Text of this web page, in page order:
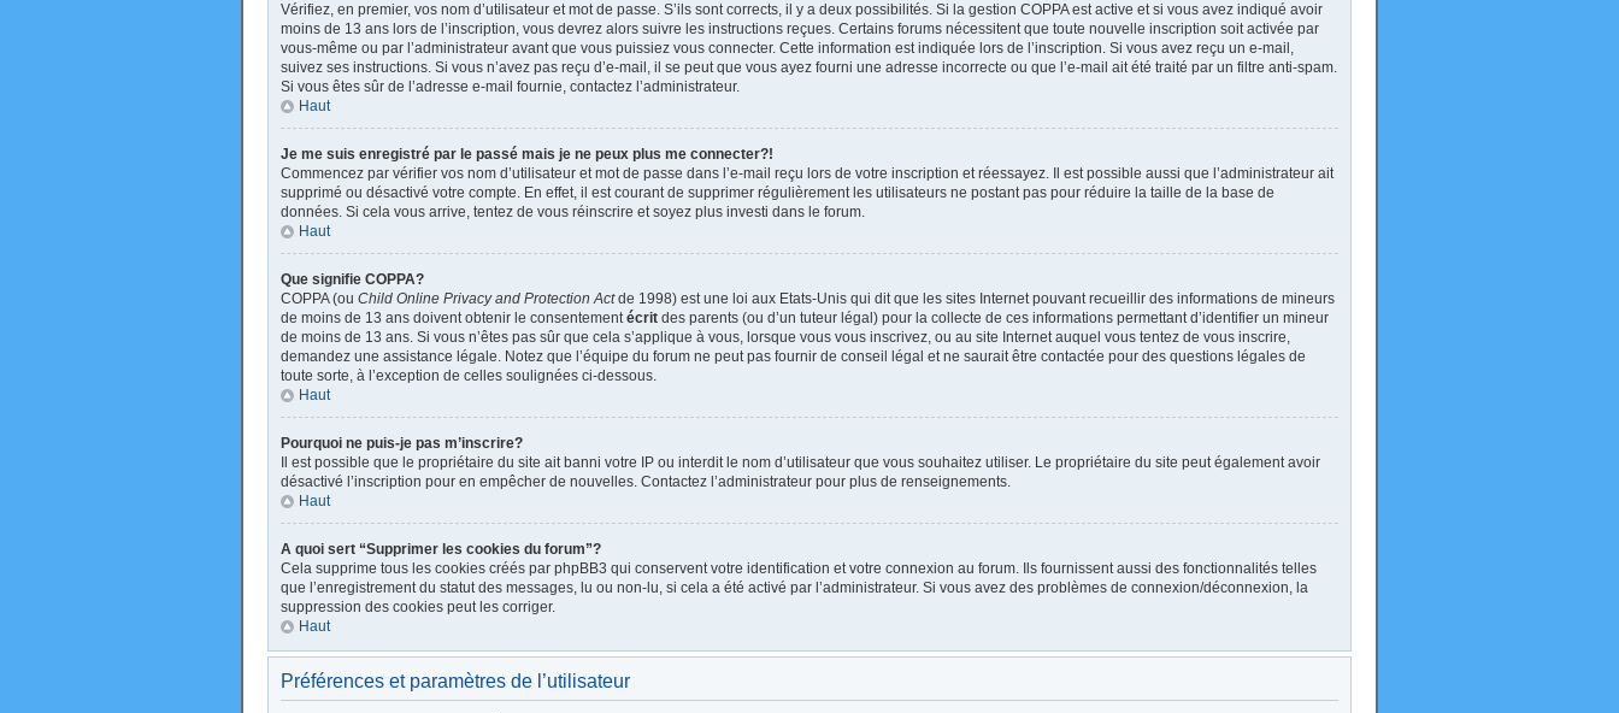
Vérifiez, en premier, vos nom d’utilisateur et mot de passe. S’ils sont corrects, il y a deux possibilités. Si la gestion COPPA est active et si vous avez indiqué avoir
moins de 13 ans lors de l’inscription, vous devrez alors suivre les instructions reçues. Certains forums nécessitent que toute nouvelle inscription soit activée par
vous-même ou par l’administrateur avant que vous puissiez vous connecter. Cette information est indiquée lors de l’inscription. Si vous avez reçu un e-mail,
suivez ses instructions. Si vous n’avez pas reçu d’e-mail, il se peut que vous ayez fourni une adresse incorrecte ou que l’e-mail ait été traité par un filtre anti-spam.
Si vous êtes sûr de l’adresse e-mail fournie, contactez l’administrateur.
Haut
Je me suis enregistré par le passé mais je ne peux plus me connecter?!
Commencez par vérifier vos nom d’utilisateur et mot de passe dans l’e-mail reçu lors de votre inscription et réessayez. Il est possible aussi que l’administrateur ait
supprimé ou désactivé votre compte. En effet, il est courant de supprimer régulièrement les utilisateurs ne postant pas pour réduire la taille de la base de
données. Si cela vous arrive, tentez de vous réinscrire et soyez plus investi dans le forum.
Haut
Que signifie COPPA?
COPPA (ou Child Online Privacy and Protection Actde 1998) est une loi aux Etats-Unis qui dit que les sites Internet pouvant recueillir des informations de mineurs
de moins de 13 ans doivent obtenir le consentementécrit des parents (ou d’un tuteur légal) pour la collecte de ces informations permettant d’identifier un mineur
de moins de 13 ans. Si vous n’êtes pas sûr que cela s’applique à vous, lorsque vous vous inscrivez, ou au site Internet auquel vous tentez de vous inscrire,
demandez une assistance légale. Notez que l’équipe du forum ne peut pas fournir de conseil légal et ne saurait être contactée pour des questions légales de
toute sorte, à l’exception de celles soulignées ci-dessous.
Haut
Pourquoi ne puis-je pas m’inscrire?
Il est possible que le propriétaire du site ait banni votre IP ou interdit le nom d’utilisateur que vous souhaitez utiliser. Le propriétaire du site peut également avoir
désactivé l’inscription pour en empêcher de nouvelles. Contactez l’administrateur pour plus de renseignements.
Haut
A quoi sert “Supprimer les cookies du forum”?
Cela supprime tous les cookies créés par phpBB3 qui conservent votre identification et votre connexion au forum. Ils fournissent aussi des fonctionnalités telles
que l’enregistrement du statut des messages, lu ou non-lu, si cela a été activé par l’administrateur. Si vous avez des problèmes de connexion/déconnexion, la
suppression des cookies peut les corriger.
Haut
Préférences et paramètres de l’utilisateur